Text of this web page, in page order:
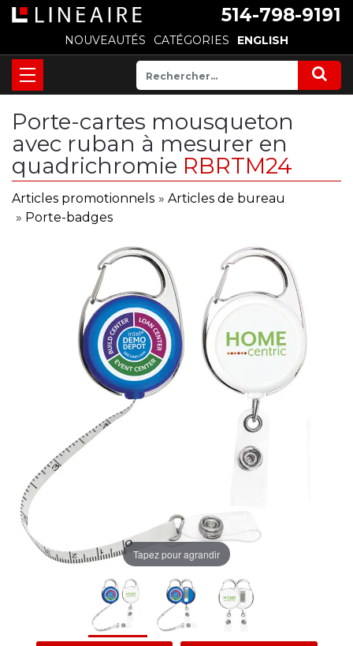
514-798-9191
NOUVEAUTÉS CATÉGORIES ENGLISH
Porte-cartes mousqueton
avec ruban à mesurer en
quadrichromie RBRTM24
Articles promotionnels » Articles de bureau
» Porte-badges
Tapez pour agrandir